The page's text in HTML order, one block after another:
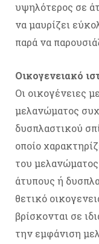
υψηλότερος σε
να μαυρίζει
παρά να
Οικογενειακό
Οι οικογένειες
μελανώματος
δυσπλαστικού
οποίο
του
άτυπους ή
θετικό
βρίσκονται σε
την εμφάνιση